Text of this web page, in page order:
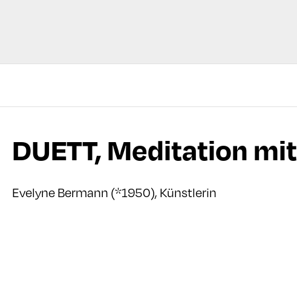
DUETT, Meditation
Evelyne Bermann (*1950), Künstlerin